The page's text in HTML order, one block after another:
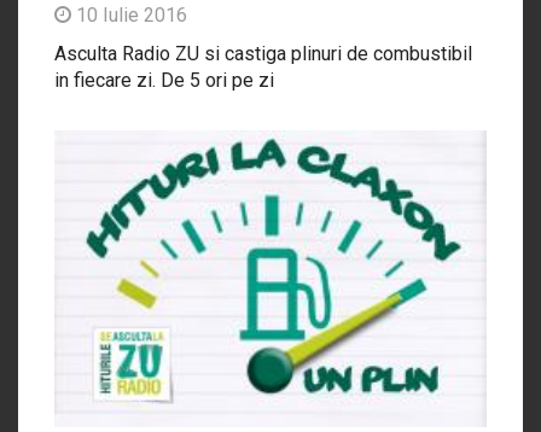
10 Iulie 2016
Asculta Radio ZU si castiga plinuri de combustibil
in fiecare zi. De 5 ori pe zi